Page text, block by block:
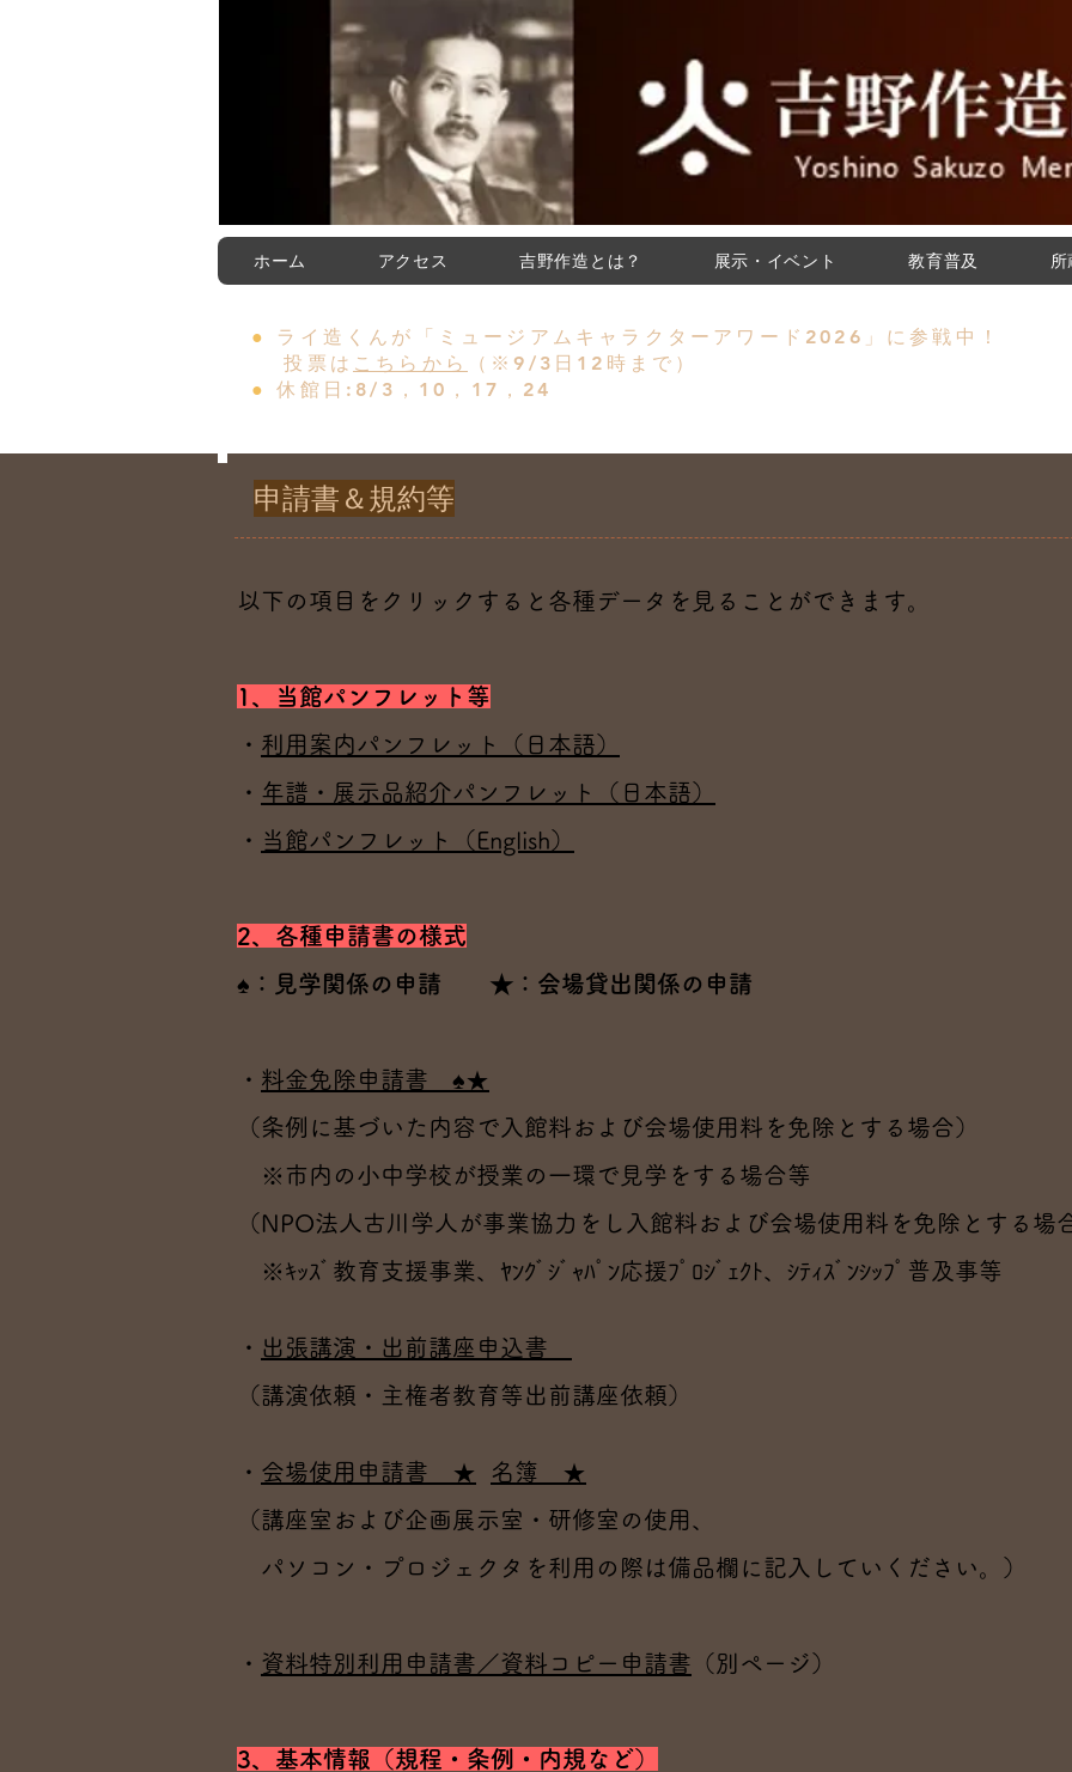
ホーム アクセス 吉野作造とは？ 展示・イベント 教育普及
● ライ造くんが「ミュージアムキャラクターアワード2026」に参戦中！
投票は こちらから
（※9/3日12時まで）
●休館日:8/3，10，17，24
申請書＆規約等
以下の項目をクリックすると各種データを見ることができます。
1、当館パンフレット等
・ 利用案内パンフレット（日本語）
・ 年譜・展示品紹介パンフレット（日本語）
・ 当館パンフレット（English）
2、各種申請書の様式
♠：見学関係の申請 ★：会場貸出関係の申請
・ 料金免除申請書 ♠★
（条例に基づいた内容で入館料および会場使用料を免除とする場合）
※市内の小中学校が授業の一環で見学をする場合 等
（NPO法人古川学人が事業協力をし入館料および会場使用料を免除
※ｷｯｽﾞ教育支援事業、ﾔﾝｸﾞｼﾞｬﾊﾟﾝ応援ﾌﾟﾛｼﾞｪｸﾄ、ｼﾃｨｽﾞﾝｼｯﾌﾟ普及事等
・ 出張講演・出前講座申込書
（講演依頼・主権者教育等出前講座依頼）
・ 会場使用申請書 ★
名簿 ★
（講座室および企画展示室・研修室の使用、
パソコン・プロジェクタを利用の際は備品欄に記入していください。）
・ 資料特別利用申請書／ 資料コピー申請書 （別ページ）
3、基本情報 （規程・条例・ 内規など）